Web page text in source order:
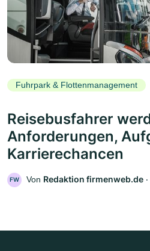
Fuhrpark & Flottenmanagement
Reisebusfahrer
Anforderungen,
Karrierechancen
FW Von Redaktion firmenweb.de ‧